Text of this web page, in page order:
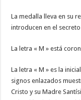
La medalla lleva en su
introducen en el
La letra « M » está
La letra « M » es la
signos enlazados
Cristo y su Madre